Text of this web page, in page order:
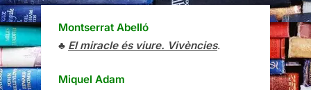
Montserrat Abelló
♣ El miracle és viure. Vivències.
Miquel Adam